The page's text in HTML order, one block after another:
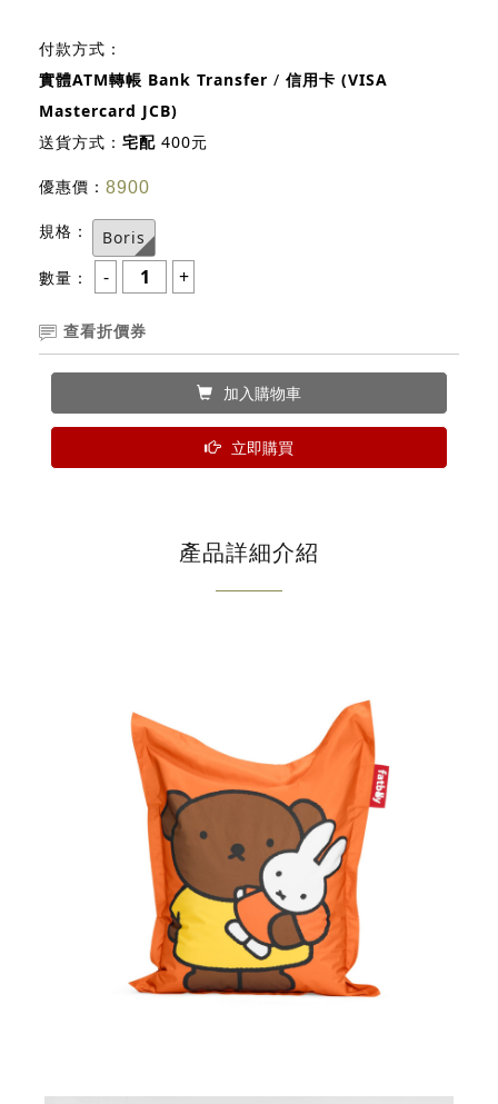
付款方式：
實體ATM轉帳 Bank Transfer / 信用卡 (VISA
Mastercard JCB)
送貨方式： 宅配 400元
優惠價： 8900
規格：
Boris
數量：
查看折價券
加入購物車
立即購買
產品詳細介紹